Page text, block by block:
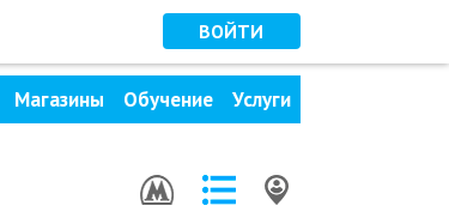
ВОЙТИ
Магазины Обучение Услуги